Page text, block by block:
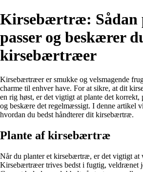
Kirsebærtræ: Sådan
passer og beskærer
kirsebærtræer
Kirsebærtræer er smukke og velsmagende
charme til enhver have. For at sikre, at dit
en rig høst, er det vigtigt at plante det korrekt,
og beskære det regelmæssigt. I denne artikel
hvordan du bedst håndterer dit kirsebærtræ.
Plante af kirsebærtræ
Når du planter et kirsebærtræ, er det vigtigt at
Kirsebærtræer trives bedst i fugtig, veldrænet